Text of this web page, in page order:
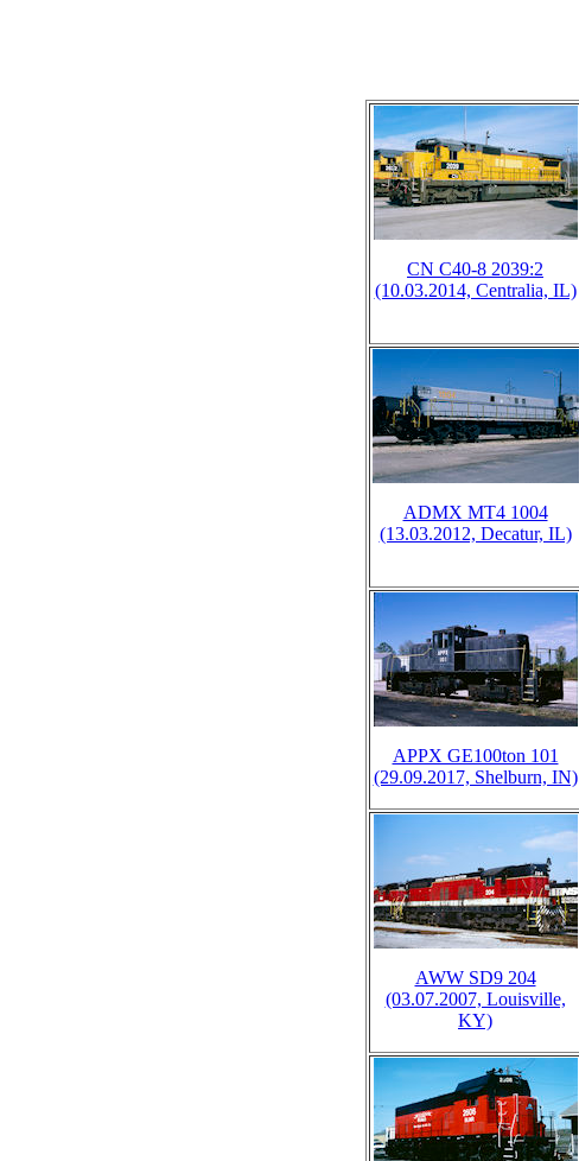
CN C40-8 2039:2
(10.03.2014, Centralia, IL)
ADMX MT4 1004
(13.03.2012, Decatur, IL)
APPX GE100ton 101
(29.09.2017, Shelburn, IN)
AWW SD9 204
(03.07.2007, Louisville,
KY)